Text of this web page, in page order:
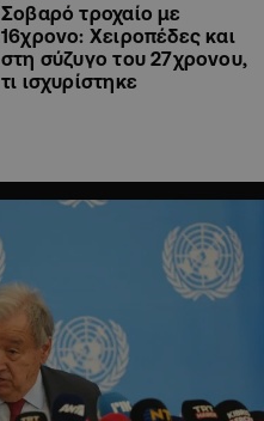
Σοβαρό τροχαίο με
16χρονο: Χειροπέδες και
στη σύζυγο του 27χρονου,
τι ισχυρίστηκε